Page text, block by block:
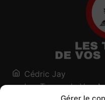
Cédric Jay
Les Traces de Vos